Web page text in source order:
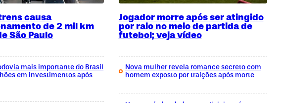
causa
de 2 mil km
São Paulo
mais importante do Brasil
em investimentos após
Jogador morre após ser atingido
por raio no meio de partida de
futebol; veja vídeo
Nova mulher revela romance secreto com
homem exposto por traições após morte